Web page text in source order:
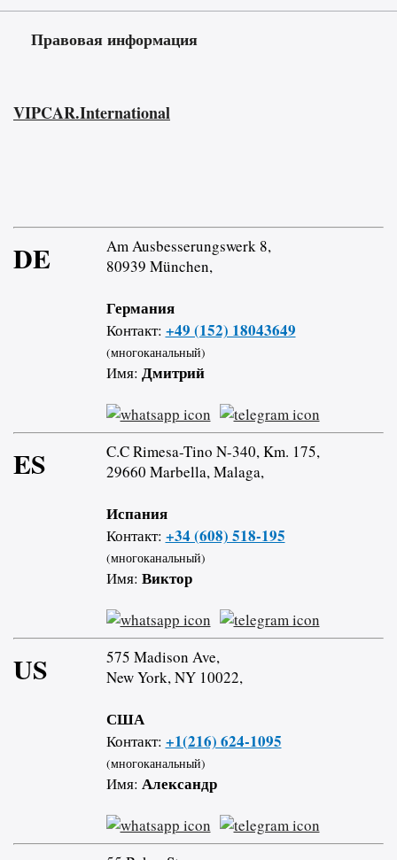
Правовая информация
VIPCAR.International
DE
Am Ausbesserungswerk 8,
80939 München,
Германия
Контакт: +49 (152) 18043649
(многоканальный)
Имя: Дмитрий
ES
C.C Rimesa-Tino N-340, Km. 175,
29660 Marbella, Malaga,
Испания
Контакт: +34 (608) 518-195
(многоканальный)
Имя: Виктор
US
575 Madison Ave,
New York, NY 10022,
США
Контакт: +1(216) 624-1095
(многоканальный)
Имя: Александр